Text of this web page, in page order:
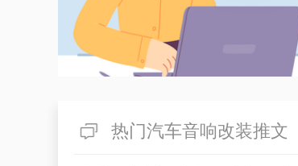
热门汽车音响改装推文